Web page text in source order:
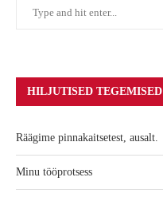
HILJUTISED TEGEMISED
Räägime pinnakaitsetest, ausalt.
Minu tööprotsess